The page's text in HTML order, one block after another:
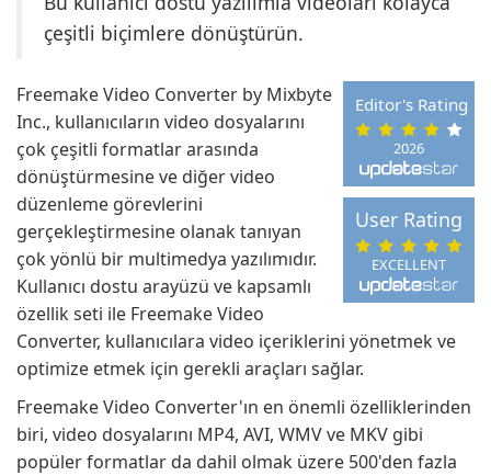
çeşitli biçimlere dönüştürün.
2026
Editor's Rating
EXCELLENT
User Rating
Freemake Video Converter by Mixbyte
Inc., kullanıcıların video dosyalarını
çok çeşitli formatlar arasında
dönüştürmesine ve diğer video
düzenleme görevlerini
gerçekleştirmesine olanak tanıyan
çok yönlü bir multimedya yazılımıdır.
Kullanıcı dostu arayüzü ve kapsamlı
özellik seti ile Freemake Video
Converter, kullanıcılara video içeriklerini yönetmek ve
optimize etmek için gerekli araçları sağlar.
Freemake Video Converter'ın en önemli özelliklerinden
biri, video dosyalarını MP4, AVI, WMV ve MKV gibi
popüler formatlar da dahil olmak üzere 500'den fazla